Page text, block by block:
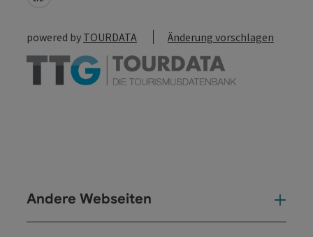
powered by TOURDATA Änderung vorschlagen
Andere Webseiten